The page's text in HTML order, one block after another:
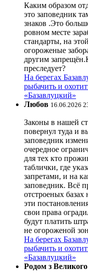
Каким образом
это заповедник
знаков .Это
ровном месте
стандарты, на
огороженые
другим
преследует?
На берегах
рыбачить и
«Базавлуцкий»
Любов 16.06.2026
Законы в нашей
повернул туда и
заповедник
очередное
для тех кто
таблички, где
запретами, и на
заповедник. Всё
отстроеных
эти
свои права
будут платить
не огороженой
На берегах
рыбачить и
«Базавлуцкий»
Родом з